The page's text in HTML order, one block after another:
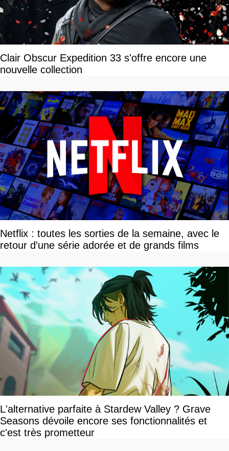
Clair Obscur Expedition 33 s'offre encore une
nouvelle collection
Netflix : toutes les sorties de la semaine, avec le
retour d'une série adorée et de grands films
L'alternative parfaite à Stardew Valley ? Grave
Seasons dévoile encore ses fonctionnalités et
c'est très prometteur